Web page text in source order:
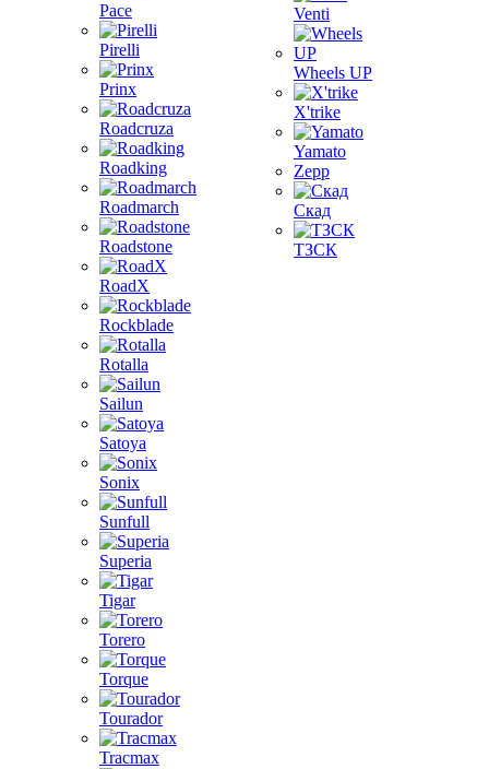
Pace
Pirelli
Prinx
Roadcruza
Roadking
Roadmarch
Roadstone
RoadX
Rockblade
Rotalla
Sailun
Satoya
Sonix
Sunfull
Superia
Tigar
Torero
Torque
Tourador
Tracmax
Venti
Wheels UP
X'trike
Yamato
Zepp
Скад
ТЗСК